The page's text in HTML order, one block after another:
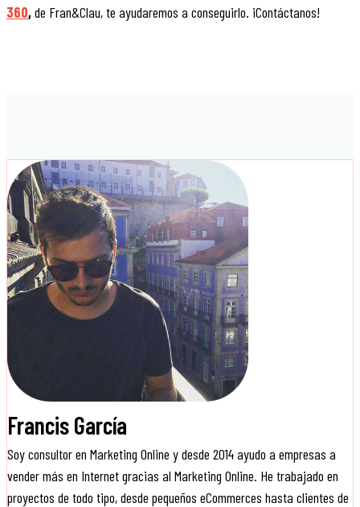
360,de Fran&Clau, te ayudaremos a conseguirlo. ¡Contáctanos!
Francis García
Soy consultor en Marketing Online y desde 2014 ayudo a empresas a
vender más en Internet gracias al Marketing Online. He trabajado en
proyectos de todo tipo, desde pequeños eCommerces hasta clientes de